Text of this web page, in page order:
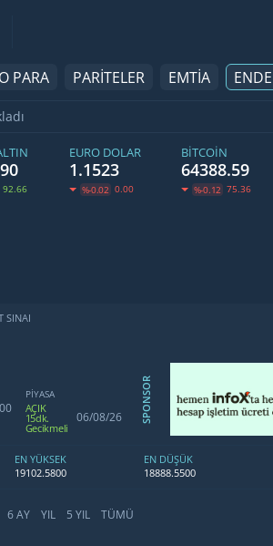
PARA PARİTELER EMTİA
92.66
EURO DOLAR
1.1523
%-0.02 0.00
BITCOIN
64388.59
%-0.12 75.36
SINAI
PİYASA
AÇIK
15dk.
Gecikmeli
06/08/26 SPONSOR
EN YÜKSEK
19102.5800
EN DÜŞÜK
18888.5500
6 AY YIL 5 YIL TÜMÜ